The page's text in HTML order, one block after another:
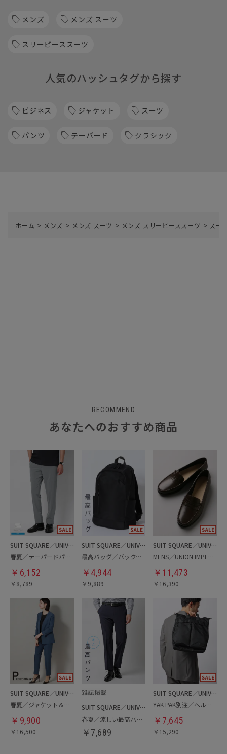
メンズ メンズ スーツ
スリーピーススーツ
人気のハッシュタグから探す
ビジネス ジャケット スーツ
パンツ テーパード クラシック
ホーム > メンズ > メンズ スーツ > メンズ スリーピーススーツ > スー
RECOMMEND
あなたへのおすすめ商品
SUIT SQUARE／UNIVERSAL LANGUAGE
春夏／テーパードパンツ
￥ 6,152
￥8,789
SUIT SQUARE／UNIVERSAL LANGUAGE
最高バッグ／バックパック
￥ 4,944
￥9,889
SUIT SQUARE／UNIVERSAL LANGUAGE
MENS／UNION IMPERIAL監修／コインローファー
￥ 11,473
￥16,390
SUIT SQUARE／UNIVERSAL LANGUAGE／WHITE
春夏／ジャケット＆パンツセットアップ／洗濯ネット付き
￥ 9,900
￥16,500
SUIT SQUARE／UNIVERSAL LANGUAGE
春夏／涼しい最高パンツ
￥ 7,689
SUIT SQUARE／UNIVERSAL LANGUAGE
YAK PAK別注／ヘルメットバッグ
￥ 7,645
￥15,290